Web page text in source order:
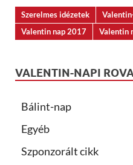
Szerelmes idézetek
Valentin nap 2017
Valentin
VALENTIN-NAPI
Bálint-nap
Egyéb
Szponzorált cikk